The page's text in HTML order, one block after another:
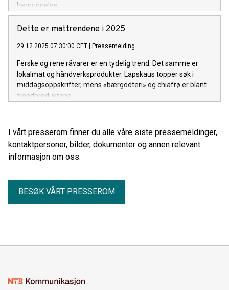
begrunnelse.
Dette er mattrendene i 2025
29.12.2025 07:30:00 CET | Pressemelding
Ferske og rene råvarer er en tydelig trend. Det samme er
lokalmat og håndverksprodukter. Lapskaus topper søk i
middagsoppskrifter, mens «bærgodteri» og chiafrø er blant
trendproduktene.
I vårt presserom finner du alle våre siste pressemeldinger,
kontaktpersoner, bilder, dokumenter og annen relevant
informasjon om oss.
BESØK VÅRT PRESSEROM